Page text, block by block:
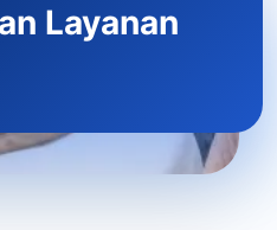
Layanan